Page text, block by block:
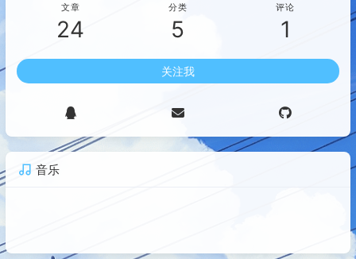
文章
24
分类
5
评论
1
关注我
音乐